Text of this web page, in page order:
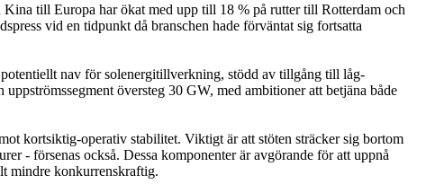
till Europa har ökat med upp till 18 % på rutter till Rotterdam och
vid en tidpunkt då branschen hade förväntat sig fortsatta
nav för solenergitillverkning, stödd av tillgång till låg-
översteg 30 GW, med ambitioner att betjäna både
kortsiktig-operativ stabilitet. Viktigt är att stöten sträcker sig bortom
- försenas också. Dessa komponenter är avgörande för att uppnå
mindre konkurrenskraftig.